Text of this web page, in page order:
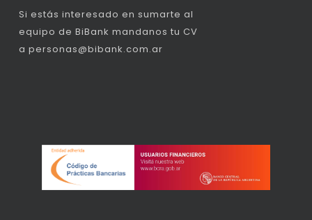
Si estás interesado en sumarte al
equipo de BiBank mandanos tu CV
a personas@bibank.com.ar